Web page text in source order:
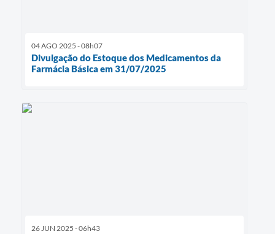
04 AGO 2025 - 08h07
Divulgação do Estoque dos Medicamentos da
Farmácia Básica em 31/07/2025
26 JUN 2025 - 06h43